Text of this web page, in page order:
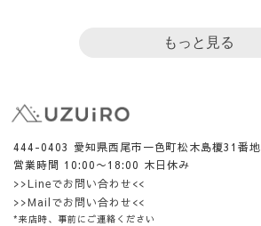
もっと見る
444-0403 愛知県西尾市一色町松木島榎31番地
営業時間 10:00〜18:00 木日休み
>>Lineでお問い合わせ<<
>>Mailでお問い合わせ<<
*来店時、事前にご連絡ください